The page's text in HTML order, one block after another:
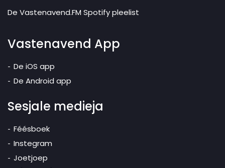
De Vastenavend.FM Spotify pleelist
Vastenavend App
De iOS app
De Android app
Sesjale medieja
Féésboek
Instegram
Joetjoep